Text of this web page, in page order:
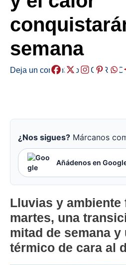
semana
Deja un comentario /
¿Nos sigues? Márcanos
Añádenos en
Lluvias y ambiente
martes, una
mitad de semana y
térmico de cara al